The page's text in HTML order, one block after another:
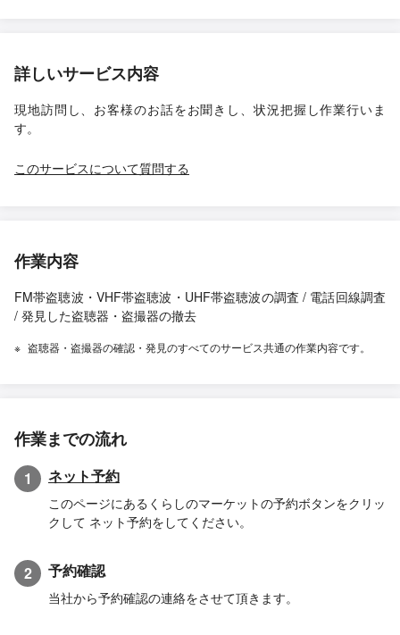
詳しいサービス内容
現地訪問し、お客様のお話をお聞きし、状況把握し作業行いま
す。
このサービスについて質問する
作業内容
FM帯盗聴波・VHF帯盗聴波・UHF帯盗聴波の調査 / 電話回線調査
/ 発見した盗聴器・盗撮器の撤去
盗聴器・盗撮器の確認・発見のすべてのサービス共通の作業内容です。
作業までの流れ
1 ネット予約
このページにあるくらしのマーケットの予約ボタンをクリッ
クして ネット予約をしてください。
2 予約確認
当社から予約確認の連絡をさせて頂きます。